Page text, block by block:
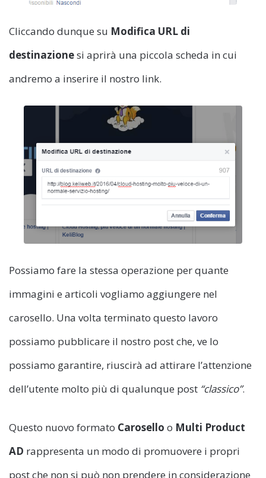
Cliccando dunque su Modifica URL di
destinazionesi aprirà una piccola scheda in cui
andremo a inserire il nostro link.
Possiamo fare la stessa operazione per quante
immagini e articoli vogliamo aggiungere nel
carosello. Una volta terminato questo lavoro
possiamo pubblicare il nostro post che, ve lo
possiamo garantire, riuscirà ad attirare l’attenzione
dell’utente molto più di qualunque post “classico”.
Questo nuovo formato Carosello o Multi Product
AD rappresenta un modo di promuovere i propri
post che non si può non prendere in considerazione